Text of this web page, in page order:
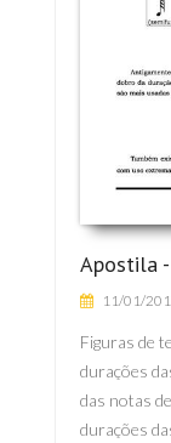
Apostila
11/01/
Figuras de
durações
das notas
durações